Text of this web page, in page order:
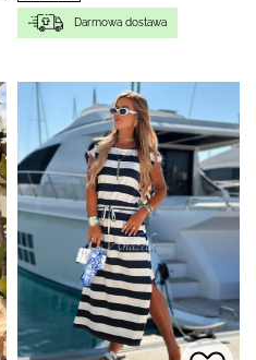
Darmowa dostawa